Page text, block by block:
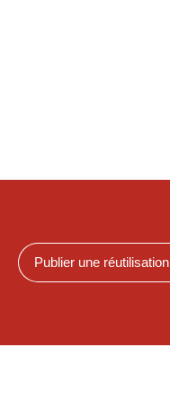
Publier une réutilisation